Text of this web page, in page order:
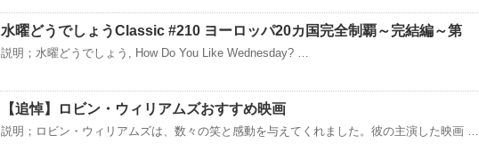
水曜どうでしょうClassic #210 ヨーロッパ20カ国完全制覇～完結編～第
説明；水曜どうでしょう, How Do You Like Wednesday? …
【追悼】ロビン・ウィリアムズおすすめ映画
説明；ロビン・ウィリアムズは、数々の笑と感動を与えてくれました。彼の主演した映画 …